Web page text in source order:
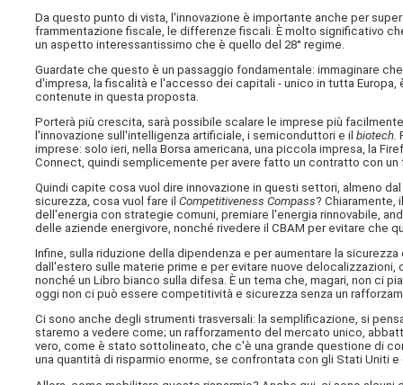
Da questo punto di vista, l'innovazione è importante anche per
frammentazione fiscale, le differenze fiscali. È molto significativo
un aspetto interessantissimo che è quello del 28° regime.
Guardate che questo è un passaggio fondamentale: immaginare
d'impresa, la fiscalità e l'accesso dei capitali - unico in tutta
contenute in questa proposta.
Porterà più crescita, sarà possibile scalare le imprese più
l'innovazione sull'intelligenza artificiale, i semiconduttori e ilbiotech.
imprese: solo ieri, nella Borsa americana, una piccola impresa, la
Connect, quindi semplicemente per avere fatto un contratto con
Quindi capite cosa vuol dire innovazione in questi settori, almeno
sicurezza, cosa vuol fare ilCompetitiveness Compass? Chiaramente,
dell'energia con strategie comuni, premiare l'energia rinnovabile,
delle aziende energivore, nonché rivedere il CBAM per evitare che
Infine, sulla riduzione della dipendenza e per aumentare la
dall'estero sulle materie prime e per evitare nuove
nonché un Libro bianco sulla difesa. È un tema che, magari, non ci
oggi non ci può essere competitività e sicurezza senza un
Ci sono anche degli strumenti trasversali: la semplificazione, si
staremo a vedere come; un rafforzamento del mercato unico,
vero, come è stato sottolineato, che c'è una grande questione di
una quantità di risparmio enorme, se confrontata con gli Stati Uniti e